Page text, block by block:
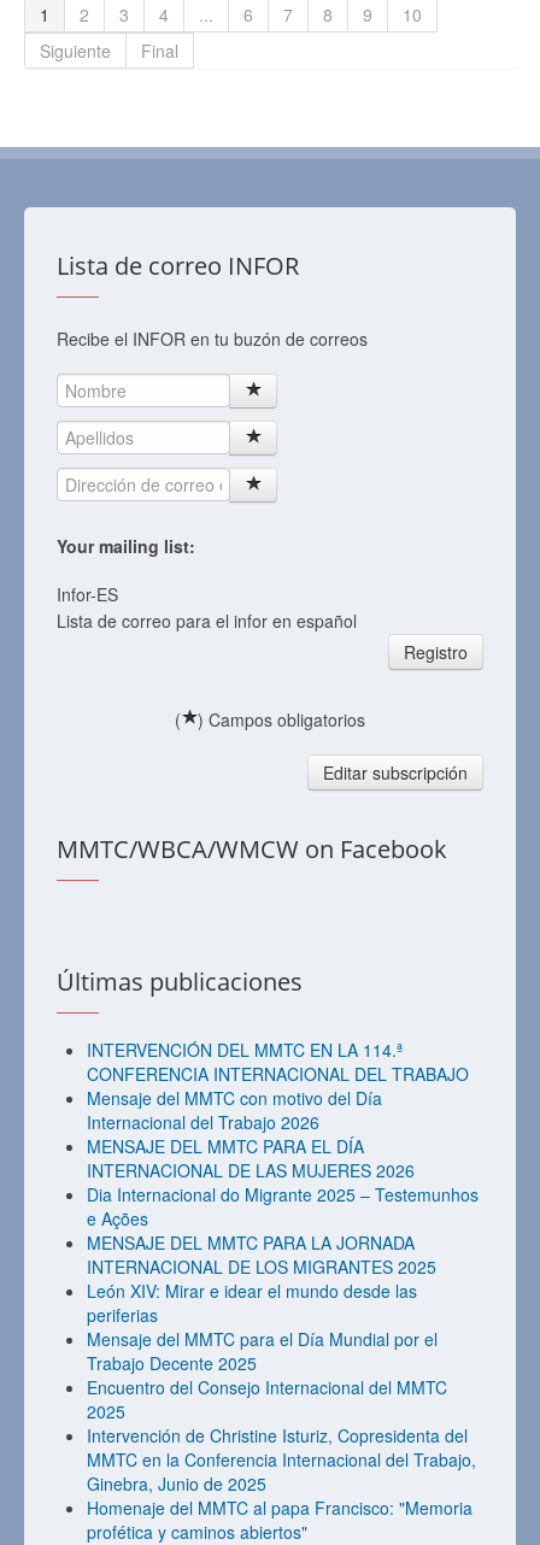
1 2 3 4 ... 6 7 8 9
10
Siguiente
Final
Lista de correo INFOR
Recibe el INFOR en tu buzón de correos
Your mailing list:
Infor-ES
Lista de correo para el infor en español
Registro
( ) Campos obligatorios
Editar subscripción
MMTC/WBCA/WMCW on Facebook
Últimas publicaciones
INTERVENCIÓN DEL MMTC EN LA 114.ª
CONFERENCIA INTERNACIONAL DEL TRABAJO
Mensaje del MMTC con motivo del Día
Internacional del Trabajo 2026
MENSAJE DEL MMTC PARA EL DÍA
INTERNACIONAL DE LAS MUJERES 2026
Dia Internacional do Migrante 2025 – Testemunhos
e Ações
MENSAJE DEL MMTC PARA LA JORNADA
INTERNACIONAL DE LOS MIGRANTES 2025
León XIV: Mirar e idear el mundo desde las
periferias
Mensaje del MMTC para el Día Mundial por el
Trabajo Decente 2025
Encuentro del Consejo Internacional del MMTC
2025
Intervención de Christine Isturiz, Copresidenta del
MMTC en la Conferencia Internacional del Trabajo,
Ginebra, Junio de 2025
Homenaje del MMTC al papa Francisco: "Memoria
profética y caminos abiertos"